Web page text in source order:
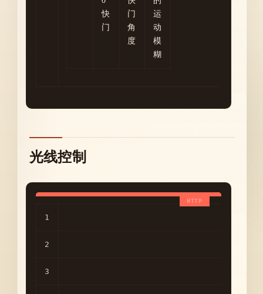
快
门
门
角
度
运
动
模
糊
光线控制